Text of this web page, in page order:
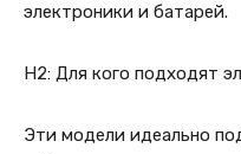
электроники и батарей.
H2: Для кого подходят
Эти модели идеально